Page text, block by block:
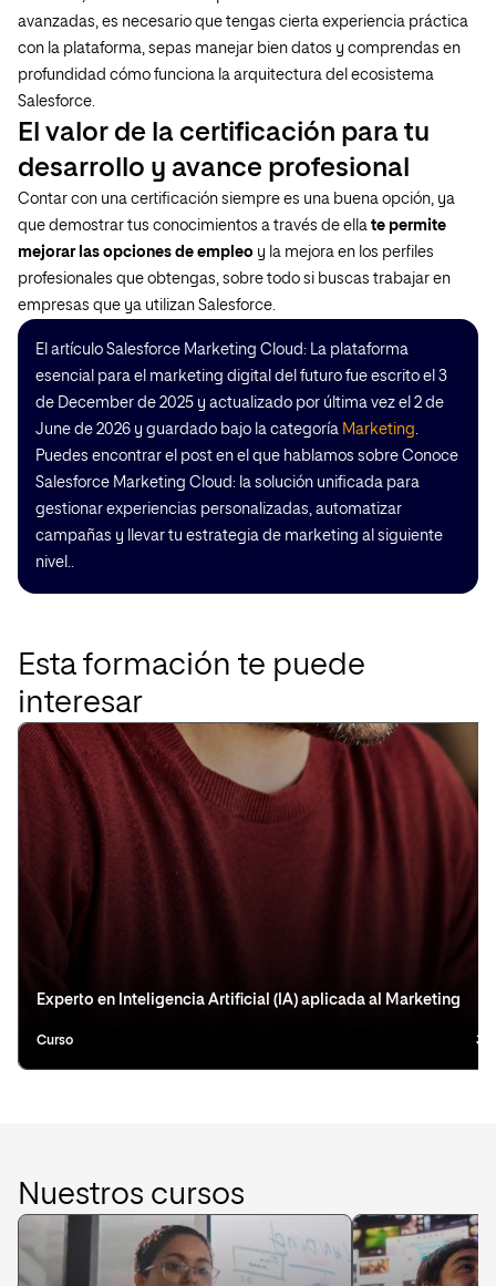
avanzadas, es necesario que tengas cierta experiencia práctica
con la plataforma, sepas manejar bien datos y comprendas en
profundidad cómo funciona la arquitectura del ecosistema
Salesforce.
El valor de la certificación para tu
desarrollo y avance profesional
Contar con una certificación siempre es una buena opción, ya
que demostrar tus conocimientos a través de ella te permite
mejorar las opciones de empleo y la mejora en los perfiles
profesionales que obtengas, sobre todo si buscas trabajar en
empresas que ya utilizan Salesforce.
El artículo Salesforce Marketing Cloud: La plataforma
esencial para el marketing digital del futuro fue escrito el 3
de December de 2025 y actualizado por última vez el 2 de
June de 2026 y guardado bajo la categoría Marketing.
Puedes encontrar el post en el que hablamos sobre Conoce
Salesforce Marketing Cloud: la solución unificada para
gestionar experiencias personalizadas, automatizar
campañas y llevar tu estrategia de marketing al siguiente
nivel..
Esta formación te puede
interesar
Experto en Inteligencia Artificial (IA) aplicada al Marketing
Curso 3
Nuestros cursos